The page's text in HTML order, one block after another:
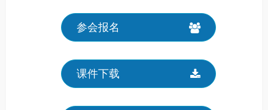
参会报名
课件下载